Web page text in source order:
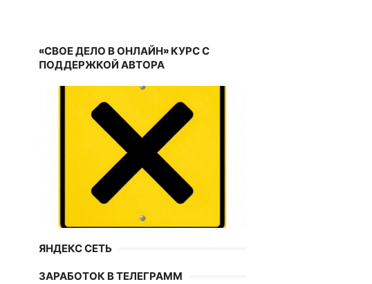
«СВОЕ ДЕЛО В ОНЛАЙН» КУРС С
ПОДДЕРЖКОЙ АВТОРА
ЯНДЕКС СЕТЬ
ЗАРАБОТОК В ТЕЛЕГРАММ